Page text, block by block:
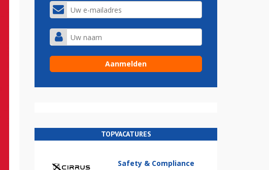
TOPVACATURES
Safety & Compliance